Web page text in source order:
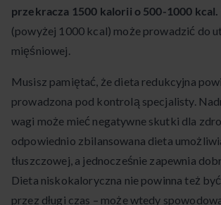
przekracza 1500 kalorii o 500-1000 kcal.
(powyżej 1000 kcal) może prowadzić do
mięśniowej.
Musisz pamiętać, że dieta redukcyjna
prowadzona pod kontrolą specjalisty.
wagi może mieć negatywne skutki dla
odpowiednio zbilansowana dieta
tłuszczowej, a jednocześnie zapewnia
Dieta niskokaloryczna nie powinna też
przez długi czas – może wtedy